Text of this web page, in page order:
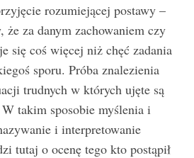
rozumiejącej postawy –
za danym zachowaniem czy
się coś więcej niż chęć zadania
sporu. Próba znalezienia
trudnych w których ujęte są
takim sposobie myślenia i
i interpretowanie
tutaj o ocenę tego kto postąpił